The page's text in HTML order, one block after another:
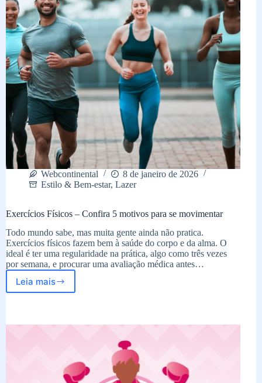
Webcontinental
8 de janeiro de 2026
Estilo & Bem-estar, Lazer
Exercícios Físicos – Confira 5 motivos para se movimentar
Todo mundo sabe, mas muita gente ainda não pratica.
Exercícios físicos fazem bem à saúde do corpo e da alma. O
ideal é ter uma regularidade na prática, algo como três vezes
por semana, e procurar uma avaliação médica antes…
Leia maisExercícios
movimentar